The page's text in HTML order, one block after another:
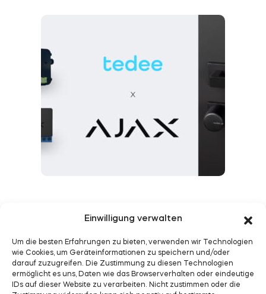
Einwilligung verwalten
Um die besten Erfahrungen zu bieten, verwenden wir Technologien
wie Cookies, um Geräteinformationen zu speichern und/oder
darauf zuzugreifen. Die Zustimmung zu diesen Technologien
ermöglicht es uns, Daten wie das Browserverhalten oder eindeutige
IDs auf dieser Website zu verarbeiten. Nicht zustimmen oder die
Tedee arbeitet jetzt
mit dem Ajax
Security Ökosystem
zusammen